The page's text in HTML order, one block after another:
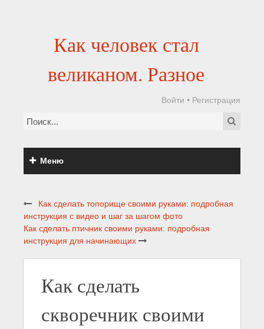
Как человек стал
великаном. Разное
Войти • Регистрация
Меню
Как сделать топорище своими руками: подробная
инструкция с видео и шаг за шагом фото
Как сделать птичник своими руками: подробная
инструкция для начинающих
Как сделать
скворечник своими